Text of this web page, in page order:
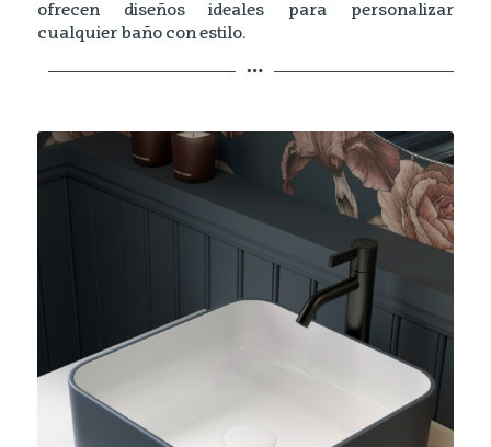
ofrecen diseños ideales para personalizar
cualquier baño con estilo.